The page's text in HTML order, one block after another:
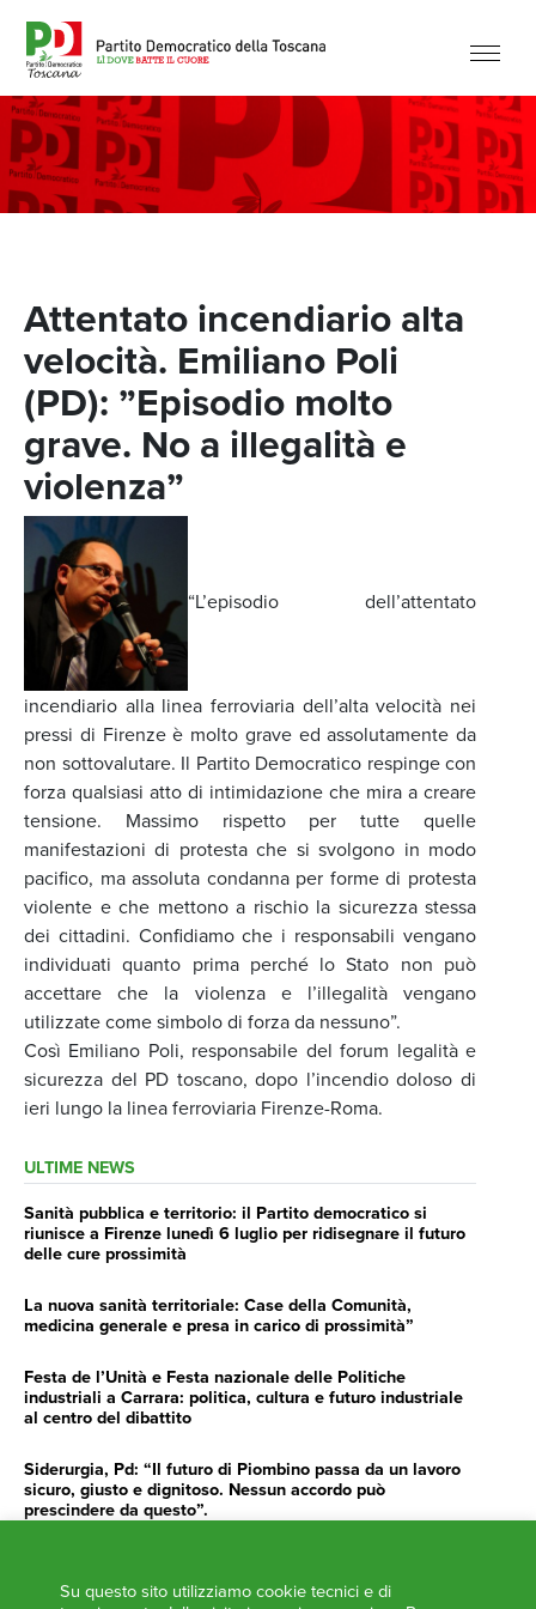
Attentato incendiario alta
velocità. Emiliano Poli
(PD): ”Episodio molto
grave. No a illegalità e
violenza”
“L’episodio dell’attentato
incendiario alla linea ferroviaria dell’alta velocità nei
pressi di Firenze è molto grave ed assolutamente da
non sottovalutare. Il Partito Democratico respinge con
forza qualsiasi atto di intimidazione che mira a creare
tensione. Massimo rispetto per tutte quelle
manifestazioni di protesta che si svolgono in modo
pacifico, ma assoluta condanna per forme di protesta
violente e che mettono a rischio la sicurezza stessa
dei cittadini. Confidiamo che i responsabili vengano
individuati quanto prima perché lo Stato non può
accettare che la violenza e l’illegalità vengano
utilizzate come simbolo di forza da nessuno”.
Così Emiliano Poli, responsabile del forum legalità e
sicurezza del PD toscano, dopo l’incendio doloso di
ieri lungo la linea ferroviaria Firenze-Roma.
ULTIME NEWS
Sanità pubblica e territorio: il Partito democratico si
riunisce a Firenze lunedì 6 luglio per ridisegnare il futuro
delle cure prossimità
La nuova sanità territoriale: Case della Comunità,
medicina generale e presa in carico di prossimità”
Festa de l’Unità e Festa nazionale delle Politiche
industriali a Carrara: politica, cultura e futuro industriale
al centro del dibattito
Siderurgia, Pd: “Il futuro di Piombino passa da un lavoro
sicuro, giusto e dignitoso. Nessun accordo può
prescindere da questo”.
impegno e determinazione delle istituzioni”
Su questo sito utilizziamo cookie tecnici e di